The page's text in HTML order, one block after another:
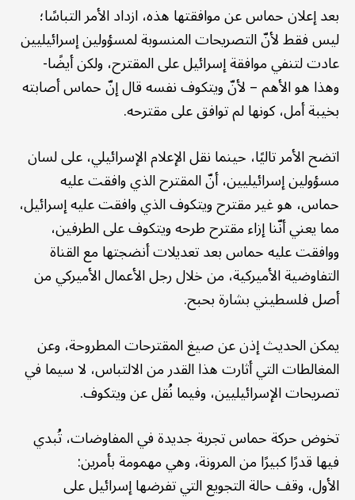
بعد إعلان حماس عن موافقتها هذه، ازداد الأمر التباسًا؛
ليس فقط لأنّ التصريحات المنسوبة لمسؤولين إسرائيليين
عادت لتنفي موافقة إسرائيل على المقترح، ولكن أيضًا-
وهذا هو الأهم – لأنّ ويتكوف نفسه قال إنّ حماس أصابته
بخيبة أمل، كونها لم توافق على مقترحه.
اتضح الأمر تاليًا، حينما نقل الإعلام الإسرائيلي، على لسان
مسؤولين إسرائيليين، أنّ المقترح الذي وافقت عليه
حماس، هو غير مقترح ويتكوف الذي وافقت عليه إسرائيل،
مما يعني أنّنا إزاء مقترح طرحه ويتكوف على الطرفين،
ووافقت عليه حماس بعد تعديلات أنضجتها مع القناة
التفاوضية الأميركية، من خلال رجل الأعمال الأميركي من
أصل فلسطيني بشارة بحبح.
يمكن الحديث إذن عن صيغ المقترحات المطروحة، وعن
المغالطات التي أثارت هذا القدر من الالتباس، لا سيما في
تصريحات الإسرائيليين، وفيما نُقل عن ويتكوف.
تخوض حركة حماس تجربة جديدة في المفاوضات، تُبدي
فيها قدرًا كبيرًا من المرونة، وهي مهمومة بأمرين:
الأول، وقف حالة التجويع التي تفرضها إسرائيل على